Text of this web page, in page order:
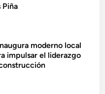
Piña
moderno local
impulsar el liderazgo